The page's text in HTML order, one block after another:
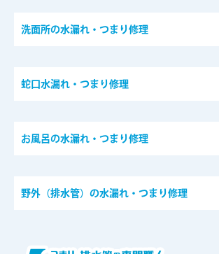
洗面所の水漏れ・つまり修理
蛇口水漏れ・つまり修理
お風呂の水漏れ・つまり修理
野外（排水管）の水漏れ・つまり修理